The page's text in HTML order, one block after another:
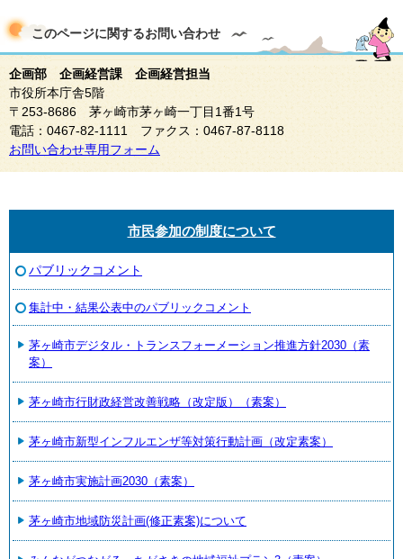
このページに関するお問い合わせ
企画部 企画経営課 企画経営担当
市役所本庁舎5階
〒253-8686 茅ヶ崎市茅ヶ崎一丁目1番1号
電話：0467-82-1111 ファクス：0467-87-8118
お問い合わせ専用フォーム
市民参加の制度について
パブリックコメント
集計中・結果公表中のパブリックコメント
茅ヶ崎市デジタル・トランスフォーメーション推進方針2030（素
案）
茅ヶ崎市行財政経営改善戦略（改定版）（素案）
茅ヶ崎市新型インフルエンザ等対策行動計画（改定素案）
茅ヶ崎市実施計画2030（素案）
茅ヶ崎市地域防災計画(修正素案)について